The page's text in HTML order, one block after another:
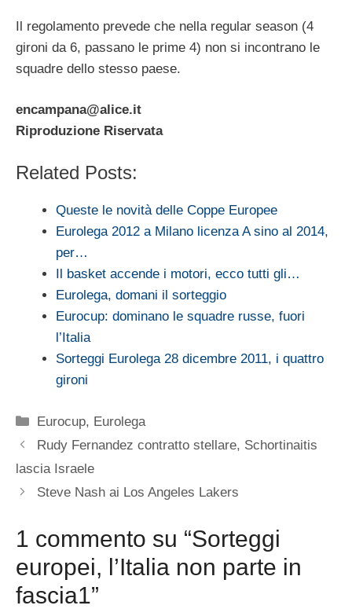
Il regolamento prevede che nella regular season (4
gironi da 6, passano le prime 4) non si incontrano le
squadre dello stesso paese.
encampana@alice.it
Riproduzione Riservata
Related Posts:
Queste le novità delle Coppe Europee
Eurolega 2012 a Milano licenza A sino al 2014,
per…
Il basket accende i motori, ecco tutti gli…
Eurolega, domani il sorteggio
Eurocup: dominano le squadre russe, fuori
l’Italia
Sorteggi Eurolega 28 dicembre 2011, i quattro
gironi
Categorie
Eurocup, Eurolega
Rudy Fernandez contratto stellare, Schortinaitis
lascia Israele
Steve Nash ai Los Angeles Lakers
1 commento su “Sorteggi
europei, l’Italia non parte in
fascia1”